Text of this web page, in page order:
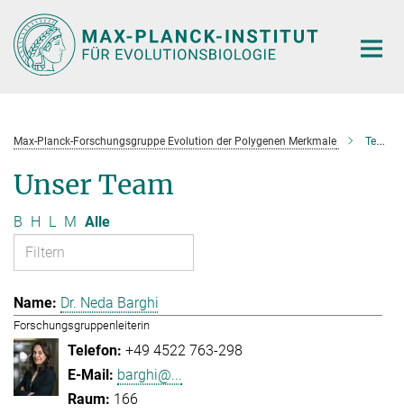
Hauptinhalt
Max-Planck-Forschungsgruppe Evolution der Polygenen Merkmale Team
Unser Team
B H L M Alle
Dr. Neda Barghi
Forschungsgruppenleiterin
+49 4522 763-298
barghi@...
166